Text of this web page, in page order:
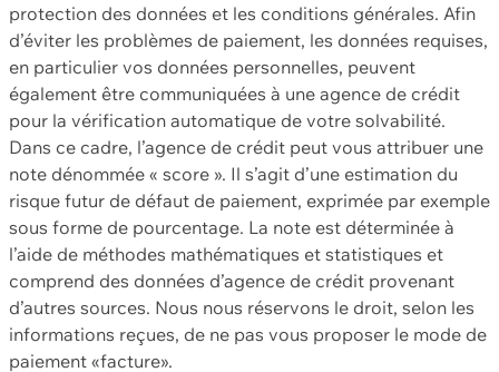
protection des données et les conditions générales. Afin
d’éviter les problèmes de paiement, les données requises,
en particulier vos données personnelles, peuvent
également être communiquées à une agence de crédit
pour la vérification automatique de votre solvabilité.
Dans ce cadre, l’agence de crédit peut vous attribuer une
note dénommée « score ». Il s’agit d’une estimation du
risque futur de défaut de paiement, exprimée par exemple
sous forme de pourcentage. La note est déterminée à
l’aide de méthodes mathématiques et statistiques et
comprend des données d’agence de crédit provenant
d’autres sources. Nous nous réservons le droit, selon les
informations reçues, de ne pas vous proposer le mode de
paiement «facture».